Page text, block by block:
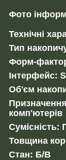
Фото
Технічні
Тип
Форм-
Інтерфейс:
Об'єм
комп'ютерів
Сумісність:
Товщина
Стан: Б/В